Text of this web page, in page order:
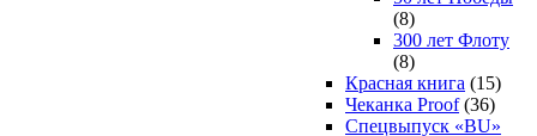
(8)
300 лет Флоту
(8)
Красная книга (15)
Чеканка Proof(36)
Спецвыпуск «BU»